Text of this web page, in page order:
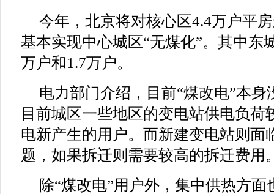
今年，北京将对核心区4.4万户平
基本实现中心城区“无煤化”。其中东
万户和1.7万户。
电力部门介绍，目前“煤改电”本
目前城区一些地区的变电站供电负荷
电新产生的用户。而新建变电站则面
题，如果拆迁则需要较高的拆迁费用
除“煤改电”用户外，集中供热方